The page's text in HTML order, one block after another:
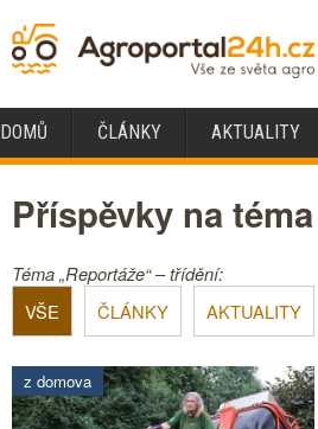
DOMŮ ČLÁNKY AKTUALITY
Příspěvky na
Téma „Reportáže“ – třídění:
VŠE
ČLÁNKY AKTUALITY
z domova